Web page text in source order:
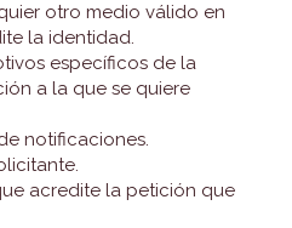
otro medio válido en
la identidad.
específicos de la
a la que se quiere
notificaciones.
acredite la petición que